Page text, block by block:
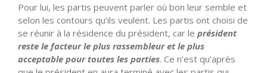
Pour lui, les partis peuvent parler où bon leur semble et
selon les contours qu’ils veulent. Les partis ont choisi de
se réunir à la résidence du président, car le président
reste le facteur le plus rassembleur et le plus
acceptable pour toutes les parties. Ce n’est qu’après